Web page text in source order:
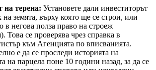
на терена: Установете дали инвеститорът
на земята, върху която ще се строи, или
в негова полза право на строеж
Това се проверява чрез справка в
към Агенцията по вписванията.
е да се проследи историята на
на парцела поне 10 години назад, за да се